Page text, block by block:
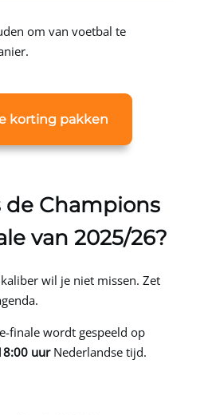
om van voetbal te
korting pakken
de Champions
van 2025/26?
wil je niet missen. Zet
finale wordt gespeeld op
uurNederlandse tijd.